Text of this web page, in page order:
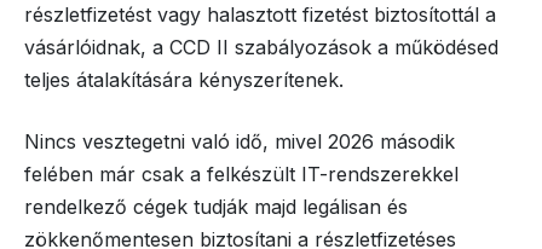
részletfizetést vagy halasztott fizetést biztosítottál a
vásárlóidnak, a CCD II szabályozások a működésed
teljes átalakítására kényszerítenek.
Nincs vesztegetni való idő, mivel 2026 második
felében már csak a felkészült IT-rendszerekkel
rendelkező cégek tudják majd legálisan és
zökkenőmentesen biztosítani a részletfizetéses